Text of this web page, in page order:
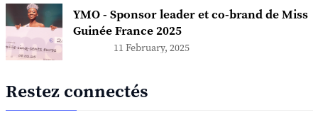
YMO - Sponsor leader et co-brand de Miss
Guinée France 2025
11 February, 2025
Restez connectés